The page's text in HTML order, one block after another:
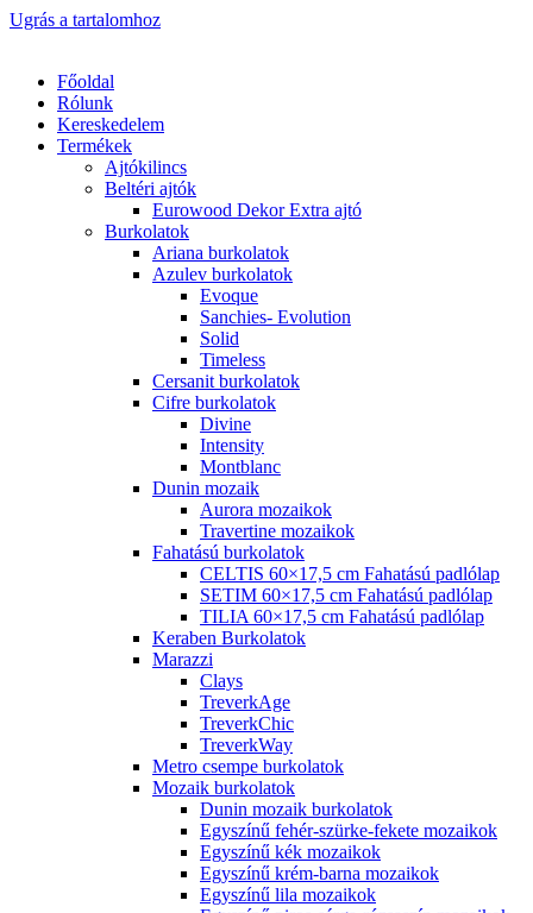
Ugrás a tartalomhoz
Főoldal
Rólunk
Kereskedelem
Termékek
Ajtókilincs
Beltéri ajtók
Eurowood Dekor Extra ajtó
Burkolatok
Ariana burkolatok
Azulev burkolatok
Evoque
Sanchies- Evolution
Solid
Timeless
Cersanit burkolatok
Cifre burkolatok
Divine
Intensity
Montblanc
Dunin mozaik
Aurora mozaikok
Travertine mozaikok
Fahatású burkolatok
CELTIS 60×17,5 cm Fahatású padlólap
SETIM 60×17,5 cm Fahatású padlólap
TILIA 60×17,5 cm Fahatású padlólap
Keraben Burkolatok
Marazzi
Clays
TreverkAge
TreverkChic
TreverkWay
Metro csempe burkolatok
Mozaik burkolatok
Dunin mozaik burkolatok
Egyszínű fehér-szürke-fekete mozaikok
Egyszínű kék mozaikok
Egyszínű krém-barna mozaikok
Egyszínű lila mozaikok